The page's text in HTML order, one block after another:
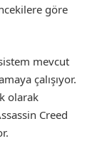
göre
mevcut
çalışıyor.
olarak
Creed